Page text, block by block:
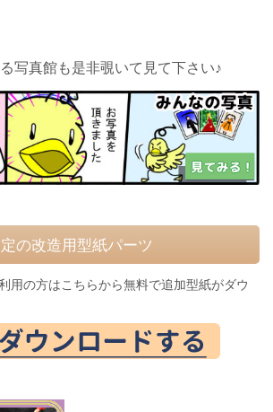
写真館も是非覗いて見て下さい♪
の改造用型紙パーツ
用の方はこちらから無料で追加型紙がダウ